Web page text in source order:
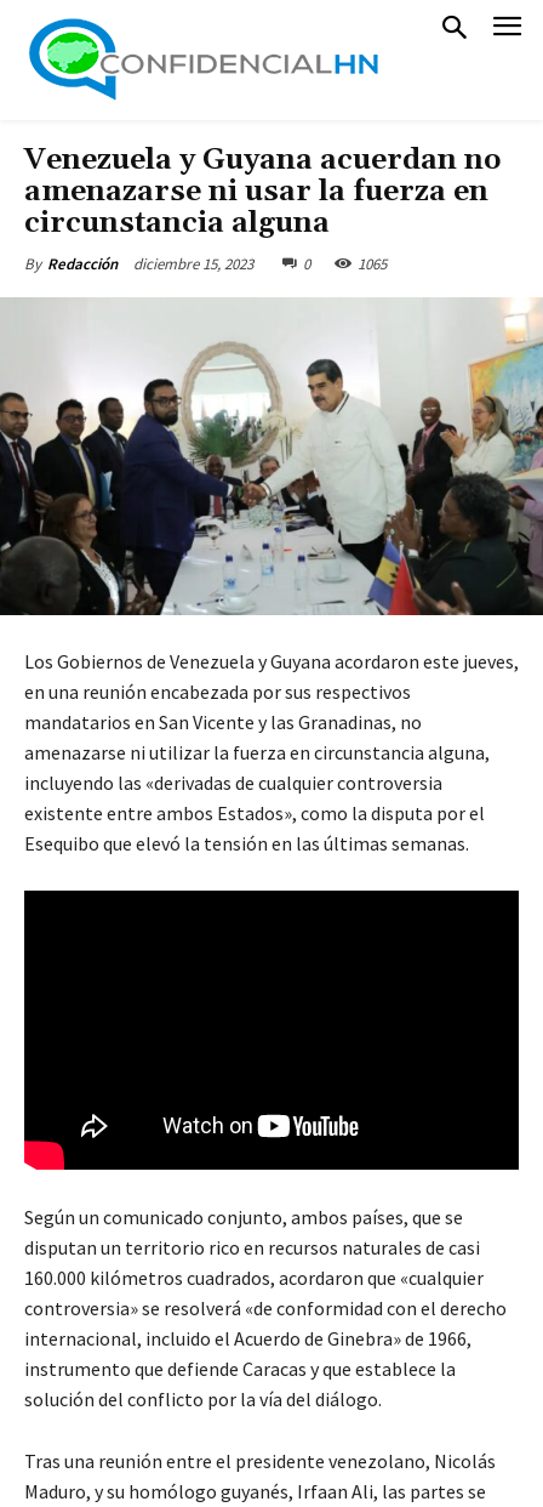
Venezuela y Guyana acuerdan no
amenazarse ni usar la fuerza en
circunstancia alguna
By Redacción diciembre 15, 2023 0 1065
Los Gobiernos de Venezuela y Guyana acordaron este jueves,
en una reunión encabezada por sus respectivos
mandatarios en San Vicente y las Granadinas, no
amenazarse ni utilizar la fuerza en circunstancia alguna,
incluyendo las «derivadas de cualquier controversia
existente entre ambos Estados», como la disputa por el
Esequibo que elevó la tensión en las últimas semanas.
Según un comunicado conjunto, ambos países, que se
disputan un territorio rico en recursos naturales de casi
160.000 kilómetros cuadrados, acordaron que «cualquier
controversia» se resolverá «de conformidad con el derecho
internacional, incluido el Acuerdo de Ginebra» de 1966,
instrumento que defiende Caracas y que establece la
solución del conflicto por la vía del diálogo.
Tras una reunión entre el presidente venezolano, Nicolás
Maduro, y su homólogo guyanés, Irfaan Ali, las partes se